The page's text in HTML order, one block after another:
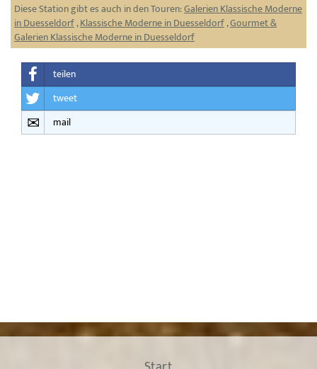
Diese Station gibt es auch in den Touren:Galerien Klassische Moderne
in Duesseldorf,Klassische Moderne in Duesseldorf,Gourmet &
Galerien Klassische Moderne in Duesseldorf
teilen
tweet
mail